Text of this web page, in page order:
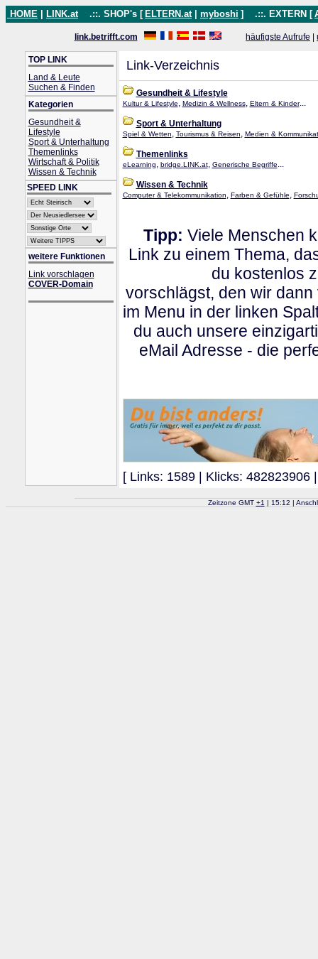
HOME LINK.at .::. SHOP's [ ELTERN.at myboshi ] .::. EXTERN [
link.betrifft.com häufigste Aufrufe
TOP LINK
Land & Leute
Suchen & Finden
Kategorien
Gesundheit &
Lifestyle
Sport & Unterhaltung
Themenlinks
Wirtschaft & Politik
Wissen & Technik
SPEED LINK
weitere Funktionen
Link vorschlagen
COVER-Domain
Link-Verzeichnis
Gesundheit & Lifestyle
Kultur & Lifestyle, Medizin & Wellness, Eltern & Kinder...
Sport & Unterhaltung
Spiel & Wetten, Tourismus & Reisen, Medien &
Themenlinks
eLearning, bridge.LINK.at, Generische Begriffe...
Wissen & Technik
Computer & Telekommunikation, Farben & Gefühle,
Tipp: Viele Menschen
Link zu einem Thema,
du kostenlos
vorschlägst, den wir
im Menu in der linken
du auch unsere
eMail Adresse - die
[ Links: 1589 | Klicks: 482823906
Zeitzone GMT +1 | 15:12 |